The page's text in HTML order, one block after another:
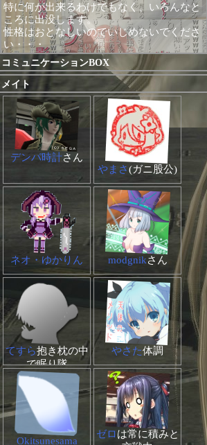
特に何が出来るわけでもなく、いろんなと
ころに出没します。
性格はおとなしいのでいじめないでくださ
い・・・
コミュニケーションBOX
メイト
デンパ時計さん
やまさ(ガニ股公)
ネオ・ゆかりん modgnikさん
てすら抱き枕の中
で眠り隊
やさた体調
Okitsunesama
ゼロ は常に積みと